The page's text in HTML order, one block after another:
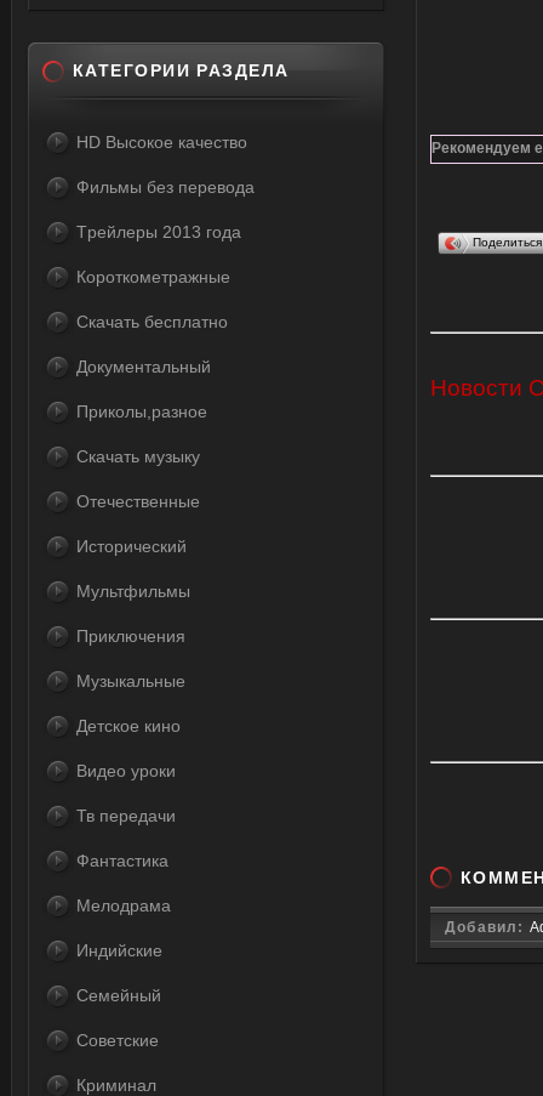
Рекомендуем
Новости
Добавил:
КАТЕГОРИИ РАЗДЕЛА
HD Высокое качество
Фильмы без перевода
Tрейлеры 2013 года
Короткометражные
Скачать бесплатно
Документальный
Приколы,разное
Скачать музыку
Отечественные
Исторический
Мультфильмы
Приключения
Музыкальные
Детское кино
Видео уроки
Тв передачи
Фантастика
Мелодрама
Индийские
Семейный
Советские
Криминал